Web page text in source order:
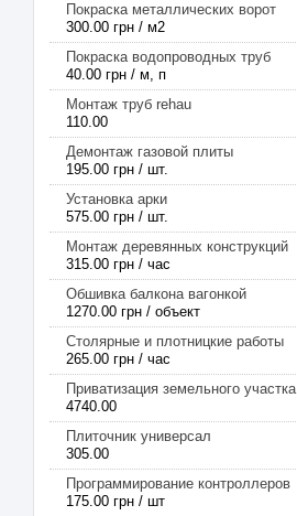
Покраска металлических ворот
300.00 грн / м2
Покраска водопроводных труб
40.00 грн / м, п
Монтаж труб rehau
110.00
Демонтаж газовой плиты
195.00 грн / шт.
Установка арки
575.00 грн / шт.
Монтаж деревянных конструкций
315.00 грн / час
Обшивка балкона вагонкой
1270.00 грн / объект
Столярные и плотницкие работы
265.00 грн / час
Приватизация земельного участка
4740.00
Плиточник универсал
305.00
Программирование контроллеров
175.00 грн / шт